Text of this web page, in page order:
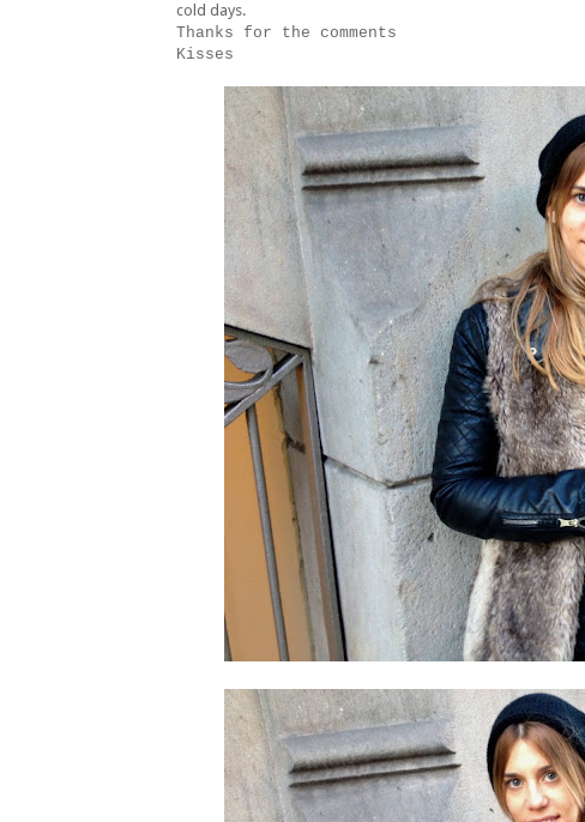
cold days.
Thanks for the comments
Kisses